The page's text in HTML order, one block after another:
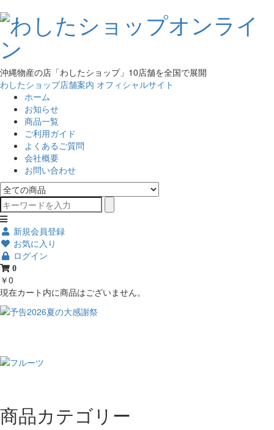
沖縄物産の店「わしたショップ」10店舗を全国で展開
わしたショップ店舗案内 オフィシャルサイト
ホーム
お知らせ
商品一覧
ご利用ガイド
よくあるご質問
会社概要
お問い合わせ
新規会員登録
お気に入り
ログイン
0
￥0
現在カート内に商品はございません。
商品カテゴリー